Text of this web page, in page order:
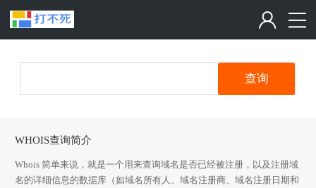
查询
WHOIS查询简介
Whois 简单来说，就是一个用来查询域名是否已经被注册，以及注册域
名的详细信息的数据库（如域名所有人、域名注册商、域名注册日期和